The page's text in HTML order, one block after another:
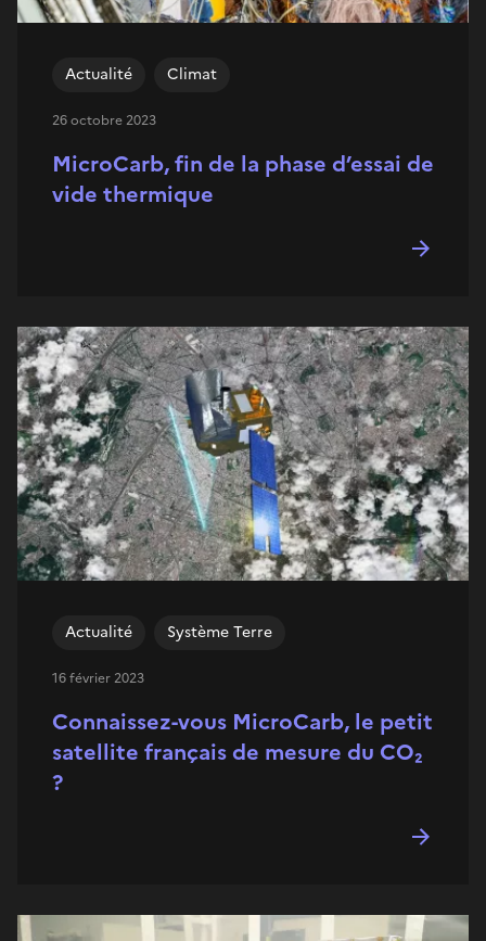
MicroCarb, fin de la phase d’essai de
vide thermique
Actualité Climat
26 octobre 2023
Connaissez-vous MicroCarb, le petit
satellite français de mesure du CO₂
?
Actualité Système Terre
16 février 2023